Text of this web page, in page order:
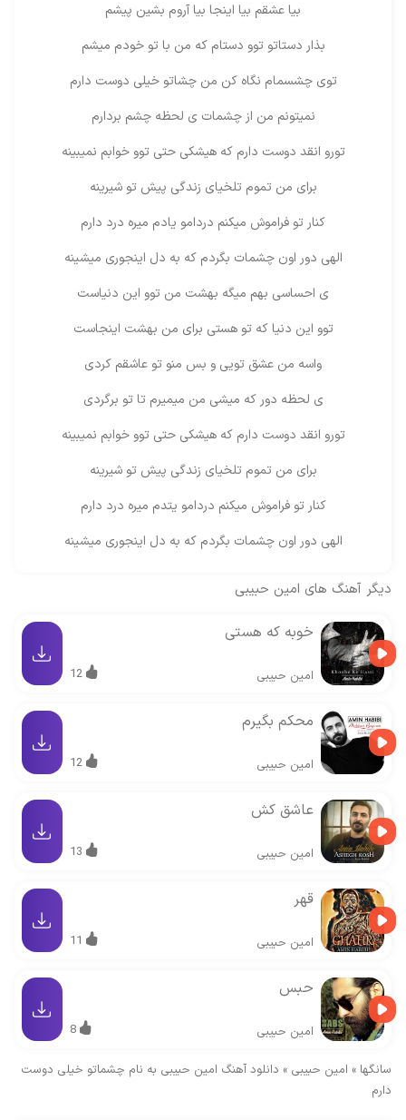
بیا عشقم بیا اینجا بیا آروم بشین پیشم
بذار دستاتو توو دستام که من با تو خودم میشم
توی چشسمام نگاه کن من چشاتو خیلی دوست دارم
نمیتونم من از چشمات ی لحظه چشم بردارم
تورو انقد دوست دارم که هیشکی حتی توو خوابم نمیبینه
برای من تموم تلخیای زندگی پیش تو شیرینه
کنار تو فراموش میکنم دردامو یادم میره درد دارم
الهی دور اون چشمات بگردم که به دل اینجوری میشینه
ی احساسی بهم میگه بهشت من توو این دنیاست
توو این دنیا که تو هستی برای من بهشت اینجاست
واسه من عشق تویی و بس منو تو عاشقم کردی
ی لحظه دور که میشی من میمیرم تا تو برگردی
تورو انقد دوست دارم که هیشکی حتی توو خوابم نمیبینه
برای من تموم تلخیای زندگی پیش تو شیرینه
کنار تو فراموش میکنم دردامو یتدم میره درد دارم
الهی دور اون چشمات بگردم که به دل اینجوری میشینه
دیگر آهنگ های امین حبیبی
خوبه که هستی
امین حبیبی 12
محکم بگیرم
امین حبیبی 12
عاشق کش
امین حبیبی 13
قهر
امین حبیبی 11
حبس
امین حبیبی 8
سانگها » امین حبیبی » دانلود آهنگ امین حبیبی به نام چشماتو خیلی دوست
دارم